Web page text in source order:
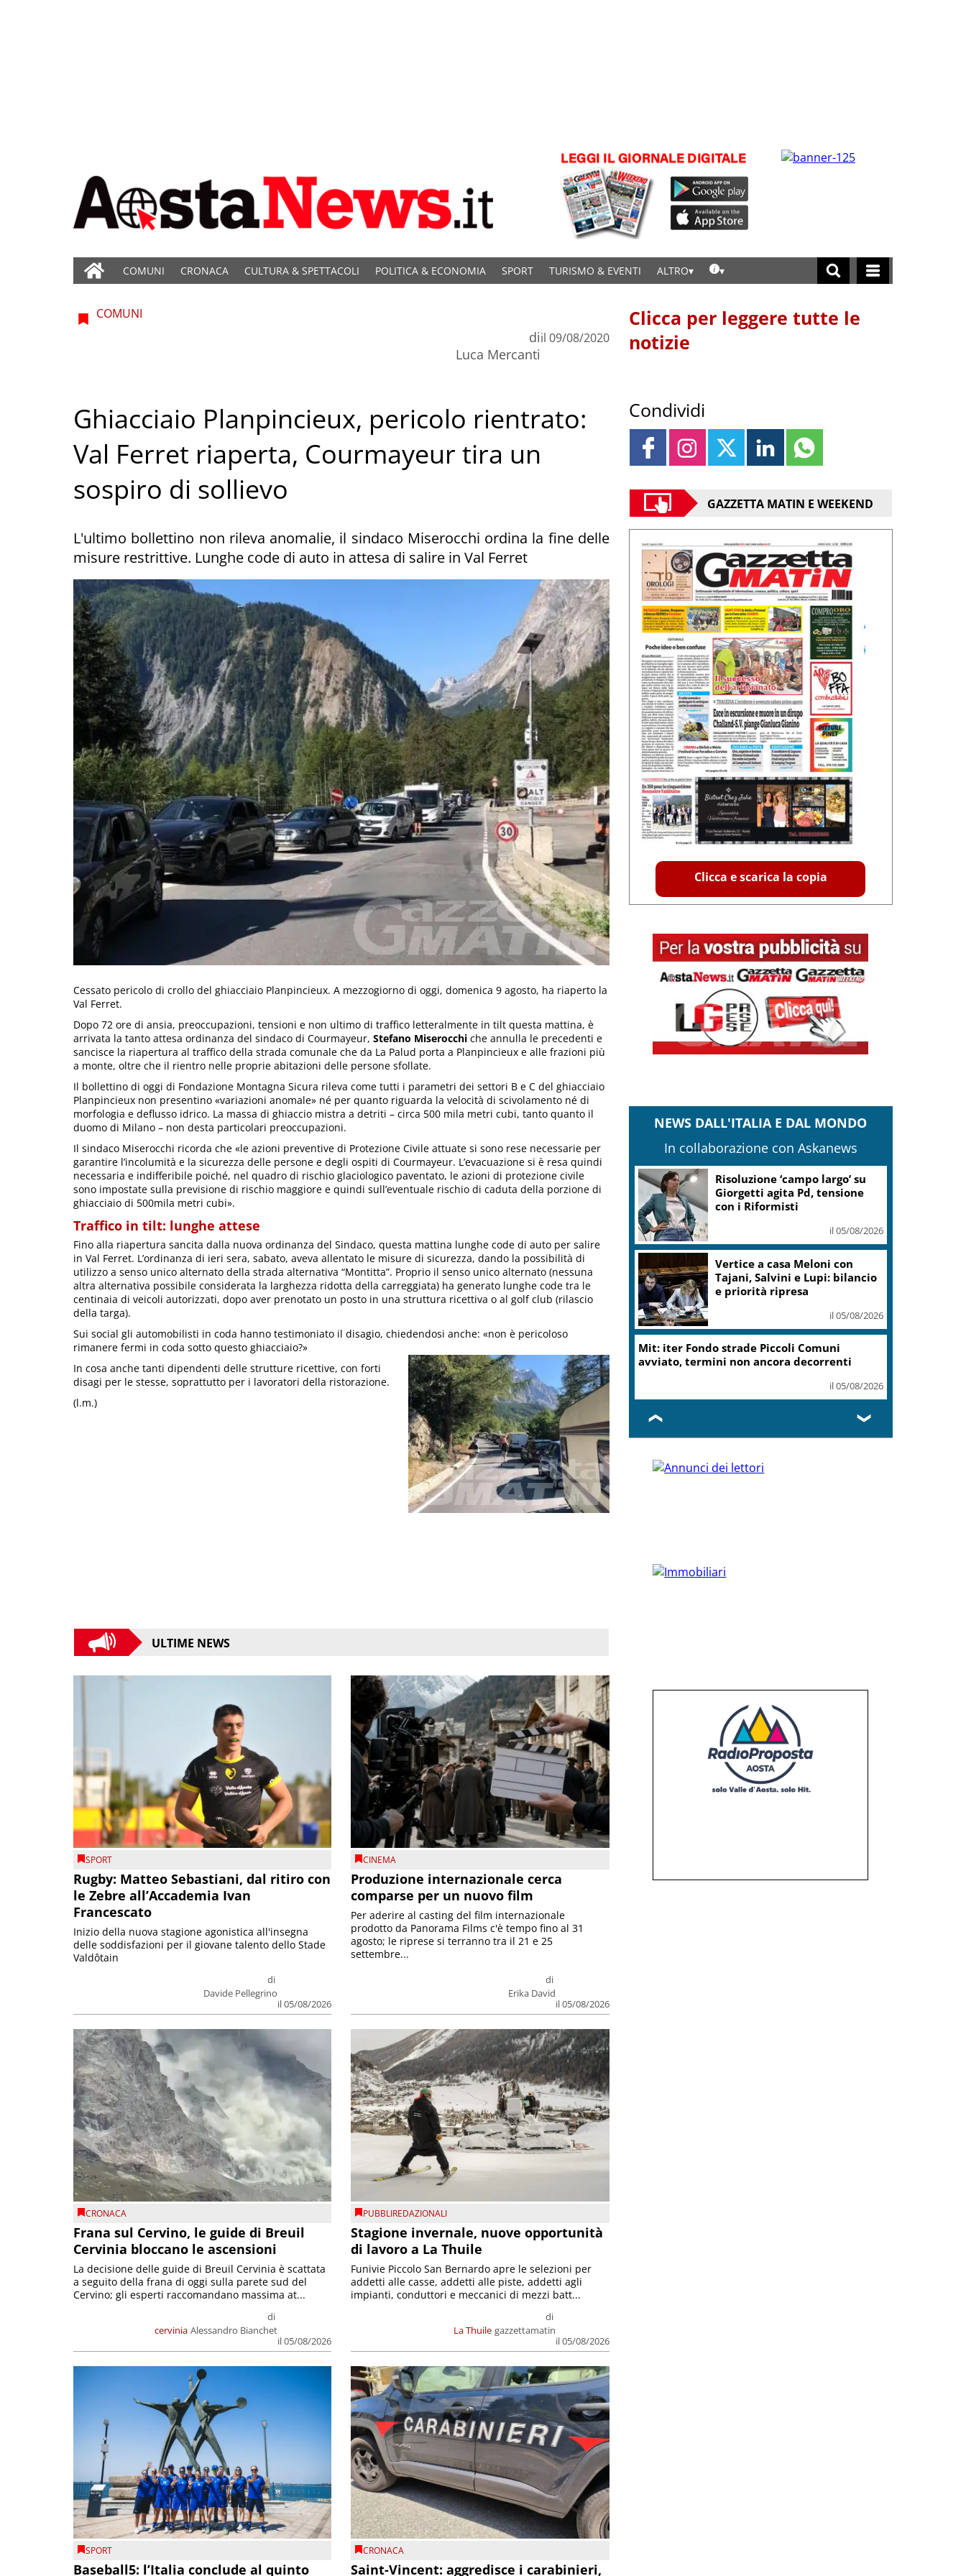
COMUNI CRONACA CULTURA & SPETTACOLI POLITICA & ECONOMIA SPORT TURISMO & EVENTI ALTRO
COMUNI
di
Luca Mercanti
il 09/08/2020
Ghiacciaio Planpincieux, pericolo rientrato:
Val Ferret riaperta, Courmayeur tira un
sospiro di sollievo
L'ultimo bollettino non rileva anomalie, il sindaco Miserocchi ordina la fine delle
misure restrittive. Lunghe code di auto in attesa di salire in Val Ferret
Cessato pericolo di crollo del ghiacciaio Planpincieux. A mezzogiorno di oggi, domenica 9 agosto, ha riaperto la
Val Ferret.
Dopo 72 ore di ansia, preoccupazioni, tensioni e non ultimo di traffico letteralmente in tilt questa mattina, è
arrivata la tanto attesa ordinanza del sindaco di Courmayeur, Stefano Miserocchi che annulla le precedenti e
sancisce la riapertura al traffico della strada comunale che da La Palud porta a Planpincieux e alle frazioni più
a monte, oltre che il rientro nelle proprie abitazioni delle persone sfollate.
Il bollettino di oggi di Fondazione Montagna Sicura rileva come tutti i parametri dei settori B e C del ghiacciaio
Planpincieux non presentino «variazioni anomale» né per quanto riguarda la velocità di scivolamento né di
morfologia e deflusso idrico. La massa di ghiaccio mistra a detriti – circa 500 mila metri cubi, tanto quanto il
duomo di Milano – non desta particolari preoccupazioni.
Il sindaco Miserocchi ricorda che «le azioni preventive di Protezione Civile attuate si sono rese necessarie per
garantire l’incolumità e la sicurezza delle persone e degli ospiti di Courmayeur. L’evacuazione si è resa quindi
necessaria e indifferibile poiché, nel quadro di rischio glaciologico paventato, le azioni di protezione civile
sono impostate sulla previsione di rischio maggiore e quindi sull’eventuale rischio di caduta della porzione di
ghiacciaio di 500mila metri cubi».
Traffico in tilt: lunghe attese
Fino alla riapertura sancita dalla nuova ordinanza del Sindaco, questa mattina lunghe code di auto per salire
in Val Ferret. L’ordinanza di ieri sera, sabato, aveva allentato le misure di sicurezza, dando la possibilità di
utilizzo a senso unico alternato della strada alternativa “Montitta”. Proprio il senso unico alternato (nessuna
altra alternativa possibile considerata la larghezza ridotta della carreggiata) ha generato lunghe code tra le
centinaia di veicoli autorizzati, dopo aver prenotato un posto in una struttura ricettiva o al golf club (rilascio
della targa).
Sui social gli automobilisti in coda hanno testimoniato il disagio, chiedendosi anche: «non è pericoloso
rimanere fermi in coda sotto questo ghiacciaio?»
In cosa anche tanti dipendenti delle strutture ricettive, con forti
disagi per le stesse, soprattutto per i lavoratori della ristorazione.
(l.m.)
ULTIME NEWS
SPORT
Rugby: Matteo Sebastiani, dal ritiro con
le Zebre all’Accademia Ivan
Francescato
di
Davide Pellegrino
il 05/08/2026
Inizio della nuova stagione agonistica all'insegna
delle soddisfazioni per il giovane talento dello Stade
Valdôtain
CINEMA
Produzione internazionale cerca
comparse per un nuovo film
di
Erika David
il 05/08/2026
Per aderire al casting del film internazionale
prodotto da Panorama Films c'è tempo fino al 31
agosto; le riprese si terranno tra il 21 e 25
settembre...
CRONACA
Frana sul Cervino, le guide di Breuil
Cervinia bloccano le ascensioni
cervinia
di
Alessandro Bianchet
il 05/08/2026
La decisione delle guide di Breuil Cervinia è scattata
a seguito della frana di oggi sulla parete sud del
Cervino; gli esperti raccomandano massima at...
PUBBLIREDAZIONALI
Stagione invernale, nuove opportunità
di lavoro a La Thuile
La Thuile
di
gazzettamatin
il 05/08/2026
Funivie Piccolo San Bernardo apre le selezioni per
addetti alle casse, addetti alle piste, addetti agli
impianti, conduttori e meccanici di mezzi batt...
SPORT
Baseball5: l’Italia conclude al quinto
CRONACA
Saint-Vincent: aggredisce i carabinieri,
Clicca per leggere tutte le
notizie
Condividi
GAZZETTA MATIN E WEEKEND
Clicca e scarica la copia
NEWS DALL'ITALIA E DAL MONDO
In collaborazione con Askanews
Risoluzione ‘campo largo’ su
Giorgetti agita Pd, tensione
con i Riformisti
il 05/08/2026
Vertice a casa Meloni con
Tajani, Salvini e Lupi: bilancio
e priorità ripresa
il 05/08/2026
Mit: iter Fondo strade Piccoli Comuni
avviato, termini non ancora decorrenti
il 05/08/2026
❮ ❯